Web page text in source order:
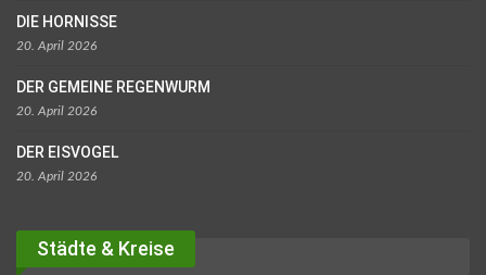
DIE HORNISSE
20. April 2026
DER GEMEINE REGENWURM
20. April 2026
DER EISVOGEL
20. April 2026
Städte & Kreise